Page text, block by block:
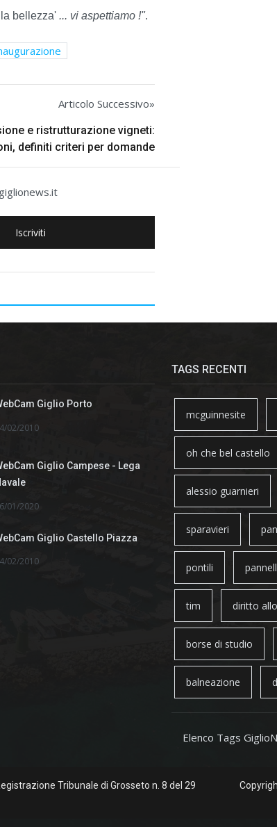
bellezza' ... vi aspettiamo !".
Articolo Successivo»
e ristrutturazione vigneti:
definiti criteri per domande
Iscriviti
Giglio Porto
02/2010
Giglio Campese - Lega
01/2020
Giglio Castello Piazza
02/2010
TAGS RECENTI
mcguinnesite
oh che bel castello
alessio guarnieri
sparavieri
pontili
tim diritto
borse di studio
balneazione
Elenco Tags
Tribunale di Grosseto n. 8 del 29